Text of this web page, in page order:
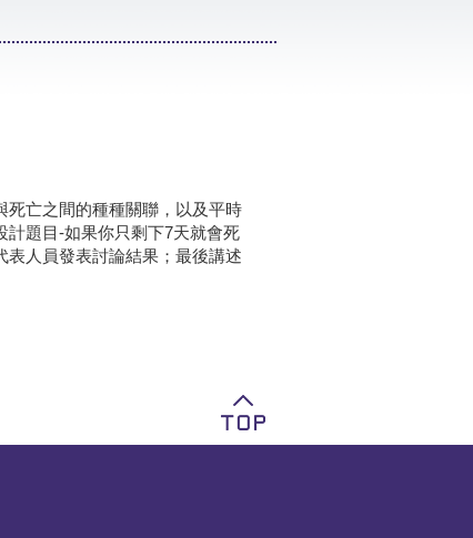
死亡之間的種種關聯，以及平時
計題目-如果你只剩下7天就會死
人員發表討論結果；最後講述